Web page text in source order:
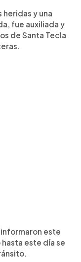
y una
fue auxiliada y
de Santa Tecla
este
este día se